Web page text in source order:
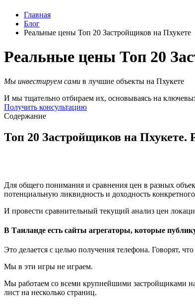
Главная
Блог
Реальные цены Топ 20 Застройщиков на Пхукете
Реальные цены Топ 20
Мы инвестируем сами в лучшие объекты на Пхукете
И мы тщательно отбираем их, основываясь на
Получить консультацию
Содержание
Топ 20 Застройщиков на Пхукете.
Для общего понимания и сравнения цен в разных
потенциальную ликвидность и доходность
И провести сравнительный текущий анализ цен
В Таиланде есть сайты агрегаторы, которые
Это делается с целью получения телефона. Говорят,
Мы в эти игры не играем.
Мы работаем со всеми крупнейшими застройщиками
лист на несколько страниц.